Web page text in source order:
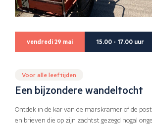
vendredi 29 mai 15.00 - 17.00 uur
Voor alle leeftijden
Een bijzondere wandeltocht
Ontdek in de kar van de marskramer of de
en brieven die op zijn zachtst gezegd nogal